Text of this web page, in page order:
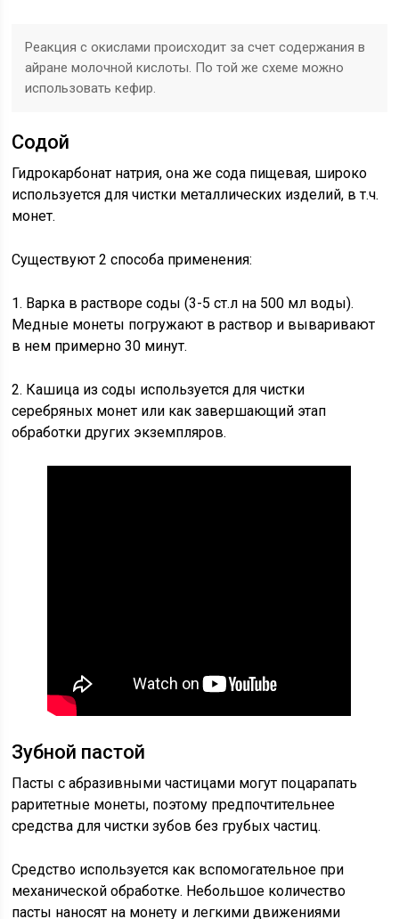
Реакция с окислами происходит за счет содержания в
айране молочной кислоты. По той же схеме можно
использовать кефир.
Содой
Гидрокарбонат натрия, она же сода пищевая, широко
используется для чистки металлических изделий, в т.ч.
монет.
Существуют 2 способа применения:
1. Варка в растворе соды (3-5 ст.л на 500 мл воды).
Медные монеты погружают в раствор и вываривают
в нем примерно 30 минут.
2. Кашица из соды используется для чистки
серебряных монет или как завершающий этап
обработки других экземпляров.
Зубной пастой
Пасты с абразивными частицами могут поцарапать
раритетные монеты, поэтому предпочтительнее
средства для чистки зубов без грубых частиц.
Средство используется как вспомогательное при
механической обработке. Небольшое количество
пасты наносят на монету и легкими движениями